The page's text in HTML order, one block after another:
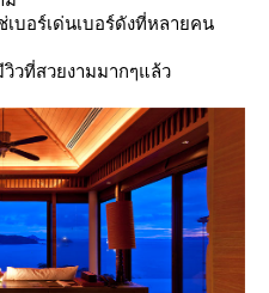
เบอร์เด่นเบอร์ดังที่หลายคน
ที่สวยงามมากๆแล้ว